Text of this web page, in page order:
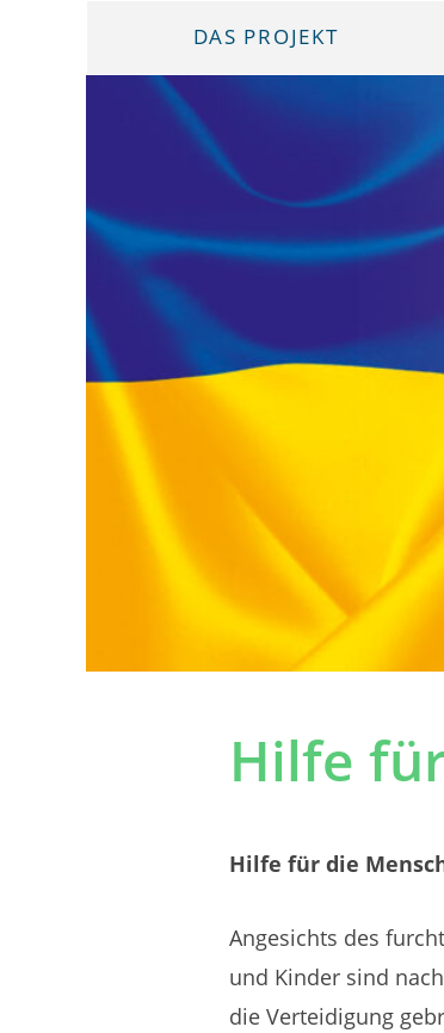
DAS PROJEKT
Hilfe
Hilfe für die
Angesichts des
und Kinder sind
die Verteidigung